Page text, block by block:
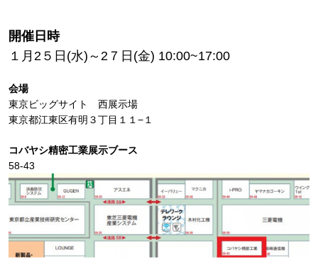
開催日時
１月2５日(水)～2７日(金) 10:00~17:00
会場
東京ビッグサイト 西展示場
東京都江東区有明３丁目１１−１
コバヤシ精密工業展示ブース
58-43